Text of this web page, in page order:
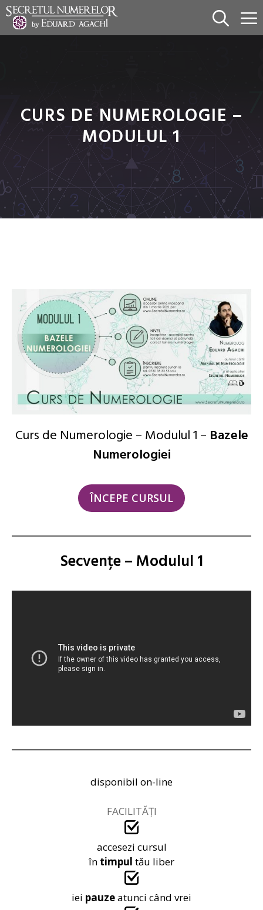
Sari
conținut
CURS DE NUMEROLOGIE –
MODULUL 1
Curs de Numerologie – Modulul 1 – Bazele
Numerologiei
ÎNCEPE CURSUL
Secvențe – Modulul 1
disponibil on-line
FACILITĂȚI
accesezi cursul
în timpul tău liber
iei pauzeatunci când vrei